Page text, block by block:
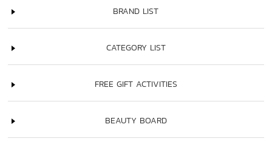
BRAND LIST
CATEGORY LIST
FREE GIFT ACTIVITIES
BEAUTY BOARD